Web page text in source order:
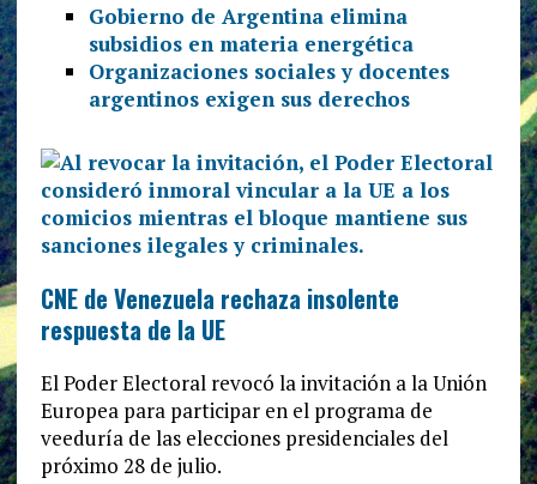
Gobierno de Argentina elimina
subsidios en materia energética
Organizaciones sociales y docentes
argentinos exigen sus derechos
CNE de Venezuela rechaza insolente
respuesta de la UE
El Poder Electoral revocó la invitación a la Unión
Europea para participar en el programa de
veeduría de las elecciones presidenciales del
próximo 28 de julio.